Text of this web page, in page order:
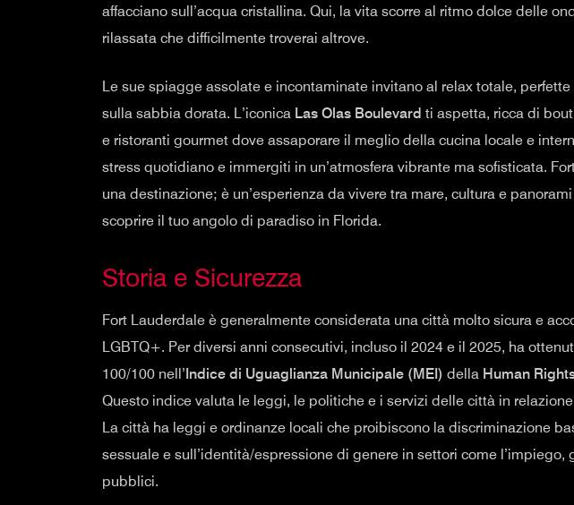
affacciano sull’acqua cristallina. Qui, la vita scorre al ritmo dolce delle
rilassata che difficilmente troverai altrove.
Le sue spiagge assolate e incontaminate invitano al relax totale,
sulla sabbia dorata. L’iconica Las Olas Boulevard ti aspetta, ricca di
e ristoranti gourmet dove assaporare il meglio della cucina locale e
stress quotidiano e immergiti in un’atmosfera vibrante ma sofisticata.
una destinazione; è un’esperienza da vivere tra mare, cultura e
scoprire il tuo angolo di paradiso in Florida.
Storia e Sicurezza
Fort Lauderdale è generalmente considerata una città molto sicura e
LGBTQ+. Per diversi anni consecutivi, incluso il 2024 e il 2025, ha
100/100 nell’Indice di Uguaglianza Municipale (MEI) della Human
Questo indice valuta le leggi, le politiche e i servizi delle città in
La città ha leggi e ordinanze locali che proibiscono la discriminazione
sessuale e sull’identità/espressione di genere in settori come
pubblici.